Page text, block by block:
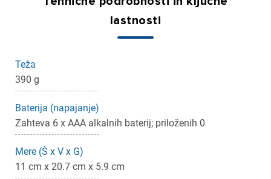
lastnosti
Teža
390 g
Baterija (napajanje)
Zahteva 6 x AAA alkalnih baterij; priloženih 0
Mere (Š x V x G)
11 cm x 20.7 cm x 5.9 cm